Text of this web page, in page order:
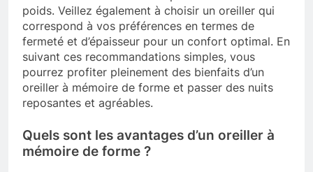
poids. Veillez également à choisir un oreiller qui
correspond à vos préférences en termes de
fermeté et d’épaisseur pour un confort optimal. En
suivant ces recommandations simples, vous
pourrez profiter pleinement des bienfaits d’un
oreiller à mémoire de forme et passer des nuits
reposantes et agréables.
Quels sont les avantages d’un oreiller à
mémoire de forme ?